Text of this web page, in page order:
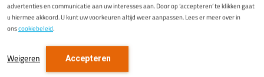
advertenties en communicatie aan uw interesses aan. Door op ‘accepteren’ te klikken gaat
u hiermee akkoord. U kunt uw voorkeuren altijd weer aanpassen. Lees er meer over in
onscookiebeleid.
Weigeren Accepteren
Zandstralen gevel
nadelen